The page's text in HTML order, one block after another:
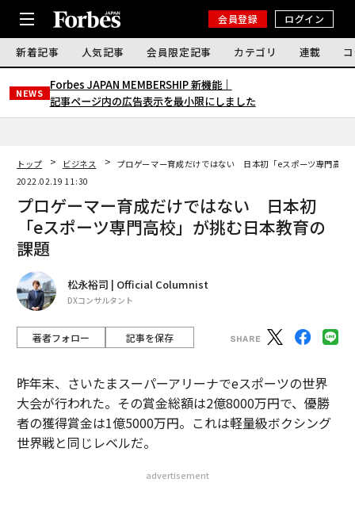
会員登録 ログイン
新着記事 人気記事 会員限定記事 カテゴリ 連載
NEWS
Forbes JAPAN MEMBERSHIP 新機能｜
記事ページ内の広告表示を最小限にしました
トップ ビジネス
プロゲーマー育成だけではない 日本初「eスポーツ専門高校
2022.02.19 11:30
プロゲーマー育成だけではない 日本初
「eスポーツ専門高校」が挑む日本教育の
課題
松永裕司 | Official Columnist
DXコンサルタント
著者フォロー 記事を保存
昨年末、さいたまスーパーアリーナでeスポーツの世界
大会が行われた。その賞金総額は2億8000万円で、優勝
者の獲得賞金は1億5000万円。これは軽量級ボクシング
世界戦と同じレベルだ。
advertisement